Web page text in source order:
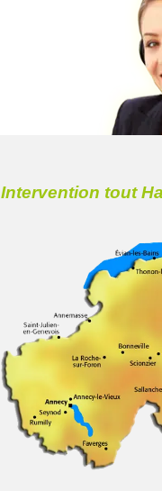
Intervention tout